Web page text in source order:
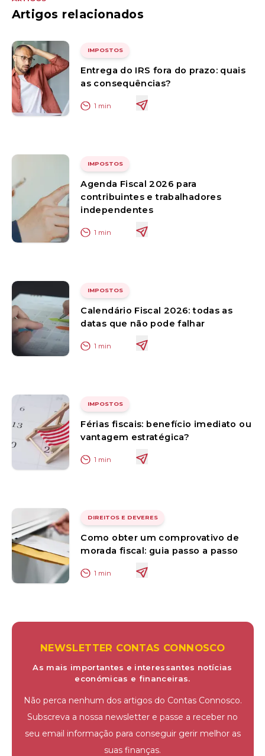
Artigos relacionados
IMPOSTOS
Entrega do IRS fora do prazo: quais
as consequências?
1 min
IMPOSTOS
Agenda Fiscal 2026 para
contribuintes e trabalhadores
independentes
1 min
IMPOSTOS
Calendário Fiscal 2026: todas as
datas que não pode falhar
1 min
IMPOSTOS
Férias fiscais: benefício imediato ou
vantagem estratégica?
1 min
DIREITOS E DEVERES
Como obter um comprovativo de
morada fiscal: guia passo a passo
1 min
NEWSLETTER CONTAS CONNOSCO
As mais importantes e interessantes notícias
económicas e financeiras.
Não perca nenhum dos artigos do Contas Connosco.
Subscreva a nossa newsletter e passe a receber no
seu email informação para conseguir gerir melhor as
suas finanças.